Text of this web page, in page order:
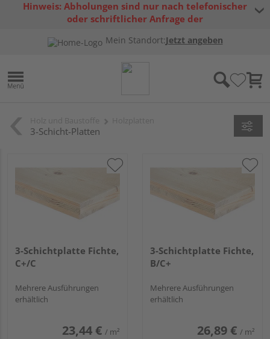
Hinweis: Abholungen sind nur nach telefonischer
oder schriftlicher Anfrage der
Mein Standort:Jetzt angeben
3-Schicht-Platten
3-Schichtplatte Fichte,
C+/C
Mehrere Ausführungen
erhältlich
23,44 € / m²
3-Schichtplatte Fichte,
B/C+
Mehrere Ausführungen
erhältlich
26,89 € / m²